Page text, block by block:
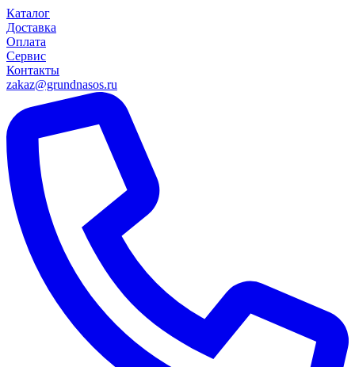
Каталог
Доставка
Оплата
Сервис
Контакты
zakaz@grundnasos.ru